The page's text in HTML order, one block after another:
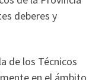
deberes y
de los Técnicos
en el ámbito